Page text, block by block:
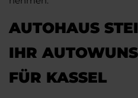
AUTOHAUS
IHR
FÜR KASSEL